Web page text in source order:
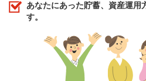
あなたにあった貯蓄、資産運用
す。